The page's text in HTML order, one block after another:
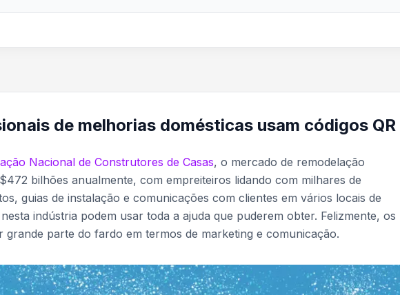
de melhorias domésticas usam códigos QR
Nacional de Construtores de Casas, o mercado de remodelação
bilhões anualmente, com empreiteiros lidando com milhares de
guias de instalação e comunicações com clientes em vários locais de
indústria podem usar toda a ajuda que puderem obter. Felizmente, os
grande parte do fardo em termos de marketing e comunicação.